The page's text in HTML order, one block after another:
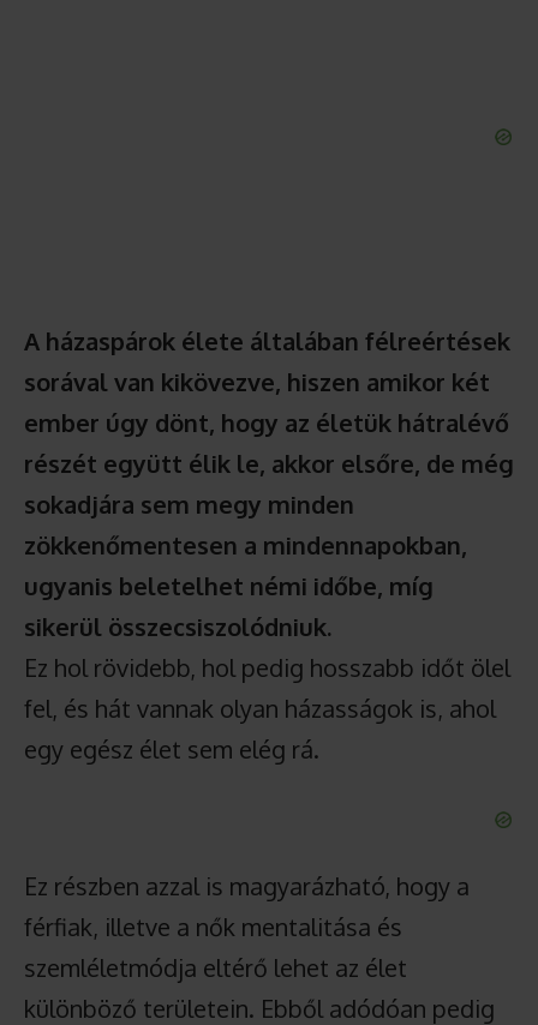
A házaspárok élete általában félreértések
sorával van kikövezve, hiszen amikor két
ember úgy dönt, hogy az életük hátralévő
részét együtt élik le, akkor elsőre, de még
sokadjára sem megy minden
zökkenőmentesen a mindennapokban,
ugyanis beletelhet némi időbe, míg
sikerül összecsiszolódniuk.
Ez hol rövidebb, hol pedig hosszabb időt ölel
fel, és hát vannak olyan házasságok is, ahol
egy egész élet sem elég rá.
Ez részben azzal is magyarázható, hogy a
férfiak, illetve a nők mentalitása és
szemléletmódja eltérő lehet az élet
különböző területein. Ebből adódóan pedig